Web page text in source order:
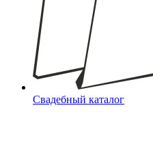
Свадебный каталог